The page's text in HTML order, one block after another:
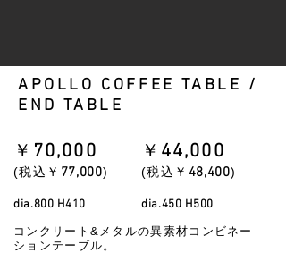
APOLLO COFFEE TABLE /
END TABLE
​￥ 70,000
​(税込￥ 77,000)
dia.800 H410
コンクリート&メタルの異素材コンビネー
ションテーブル。
​￥ 44,000
​(税込￥ 48,400)
dia.450 H500